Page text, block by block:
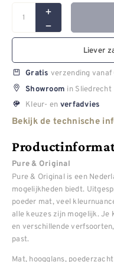
Liever
Gratis verzending vanaf
Showroom in Sliedrecht
Kleur- en verfadvies
Bekijk de technische
Pure & Original
Pure & Original is een
mogelijkheden biedt.
poeder mat, veel
alle keuzes zijn mogelijk.
en verschillende
past.
Mat, hoogglans,